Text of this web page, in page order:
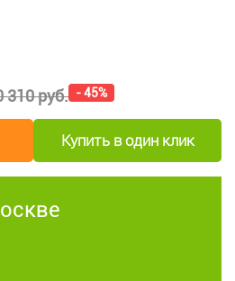
310 руб. - 45%
Купить в один клик